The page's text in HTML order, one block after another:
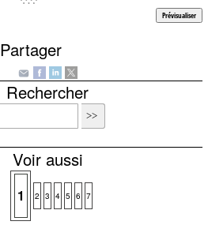
Partager
Rechercher
Voir aussi
1 2 3 4 5 6 7